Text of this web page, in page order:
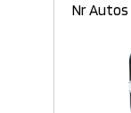
Nr Autos